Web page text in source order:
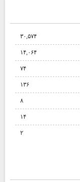
۳۰,۵۷۴
۱۴,۰۶۴
۷۴
۱۳۶
۸
۱۴
۲